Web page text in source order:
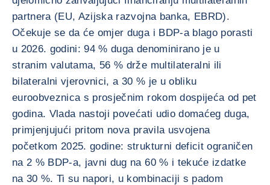
partnera (EU, Azijska razvojna banka, EBRD).
Očekuje se da će omjer duga i BDP-a blago porasti
u 2026. godini: 94 % duga denominirano je u
stranim valutama, 56 % drže multilateralni ili
bilateralni vjerovnici, a 30 % je u obliku
euroobveznica s prosječnim rokom dospijeća od pet
godina. Vlada nastoji povećati udio domaćeg duga,
primjenjujući pritom nova pravila usvojena
početkom 2025. godine: strukturni deficit ograničen
na 2 % BDP-a, javni dug na 60 % i tekuće izdatke
na 30 %. Ti su napori, u kombinaciji s padom